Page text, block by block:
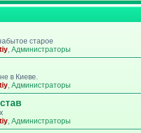
старое
, Администраторы
в Киеве.
, Администраторы
, Администраторы